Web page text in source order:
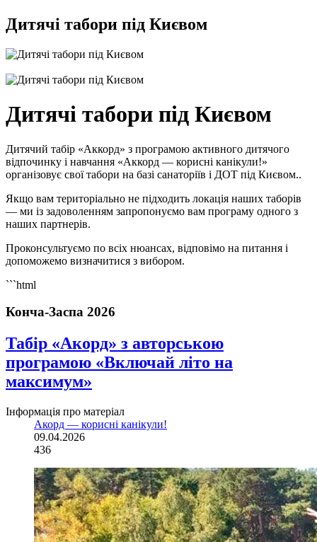
Дитячі табори під Києвом
Дитячі табори під Києвом
Дитячий табір «Аккорд» з програмою активного дитячого
відпочинку і навчання «Аккорд — корисні канікули!»
організовує свої табори на базі санаторіїв і ДОТ під Києвом..
Якщо вам територіально не підходить локація наших таборів
— ми із задоволенням запропонуємо вам програму одного з
наших партнерів.
Проконсультуємо по всіх нюансах, відповімо на питання і
допоможемо визначитися з вибором.
```html
Конча-Заспа 2026
Табір «Акорд» з авторською
програмою «Включай літо на
максимум»
Інформація про матеріал
Акорд — корисні канікули!
09.04.2026
436